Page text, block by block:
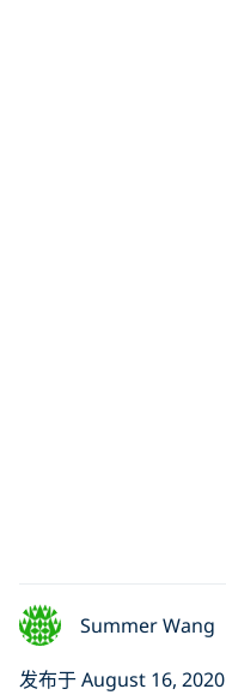
Summer Wang
发布于 August 16, 2020